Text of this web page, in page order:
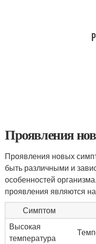
Проявления
Проявления новых
быть различными и
особенностей
проявления являются
Симптом
Высокая
температура